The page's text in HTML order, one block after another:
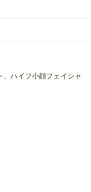
、ハイフ小顔フェイシャ